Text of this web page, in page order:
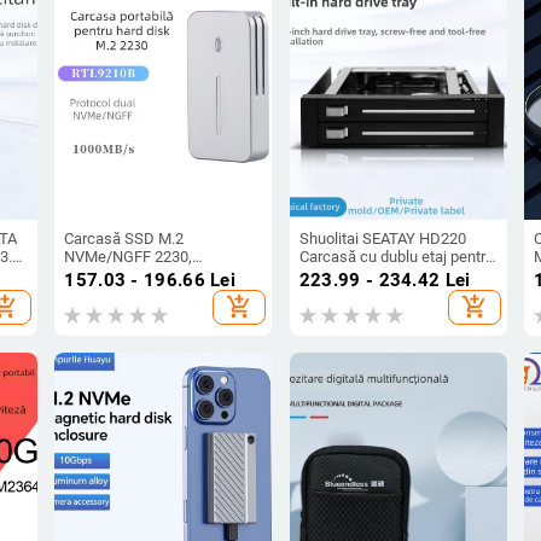
Carcasă SSD M.2
NVMe/NGFF 2230,
protocoale duale, USB 10
Gbps, carcasă CNC din aliaj
de aluminiu pentru disipare
157.03 - 196.66 Lei
add_shopping_cart
Shuolitai SEATAY HD220
Carcasă cu dublu etaj pentru
hard disk
223.99 - 234.42 Lei
add_shopping_cart